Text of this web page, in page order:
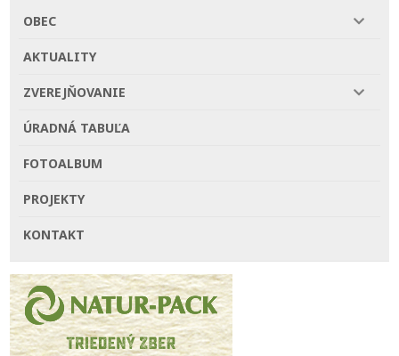
OBEC
AKTUALITY
ZVEREJŇOVANIE
ÚRADNÁ TABUĽA
FOTOALBUM
PROJEKTY
KONTAKT